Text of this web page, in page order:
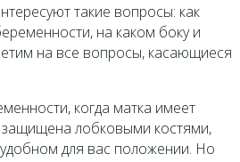
такие вопросы: как
на каком боку и
на все вопросы, касающиеся
когда матка имеет
лобковыми костями,
для вас положении. Но